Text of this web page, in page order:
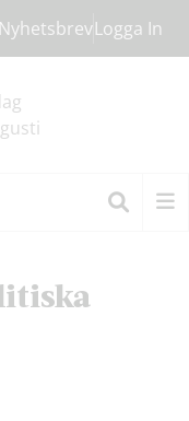
NyhetsbrevLogga In